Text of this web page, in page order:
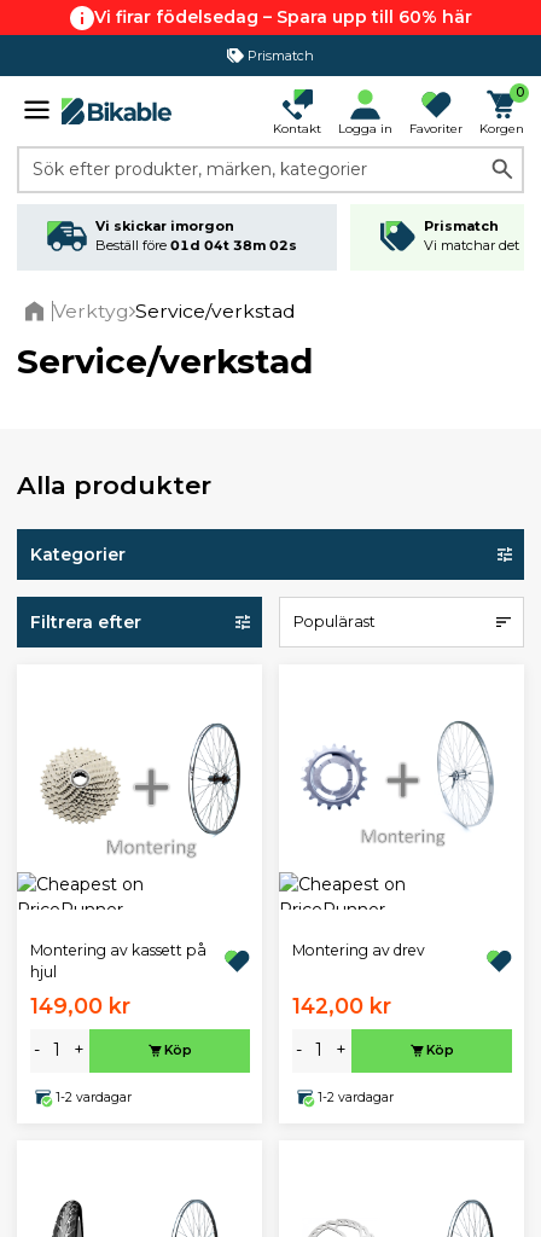
Vi firar födelsedag – Spara upp till 60% här
Prismatch
Kontakt Logga in Favoriter
0
Korgen
Sök efter produkter, märken, kategorier
Vi skickar imorgon
Beställ före 01d 04t 38m 02s
Prismatch
Vi matchar det
Verktyg Service/verkstad
Service/verkstad
Alla produkter
Kategorier
Filtrera efter Populärast
Montering av kassett på
hjul
149,00 kr
- + Köp
1-2 vardagar
Montering av drev
142,00 kr
- + Köp
1-2 vardagar